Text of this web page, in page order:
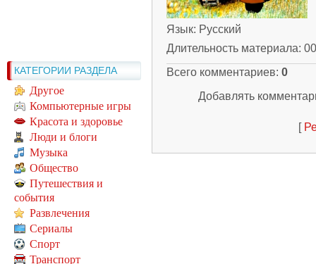
КАТЕГОРИИ РАЗДЕЛА
Другое
Компьютерные игры
Красота и здоровье
Люди и блоги
Музыка
Общество
Путешествия и
события
Развлечения
Сериалы
Спорт
Транспорт
Язык: Русский
Длительность материала:
Всего комментариев: 0
Добавлять
[